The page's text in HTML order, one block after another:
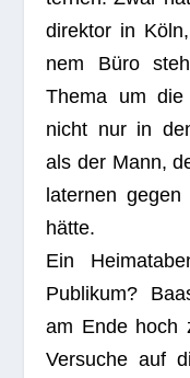
di­rek­tor in
nem Büro
Thema um
nicht nur in
als der Mann,
la­ter­nen
hätte.
Ein
Publi­kum?
am Ende hoch
Ver­su­che auf